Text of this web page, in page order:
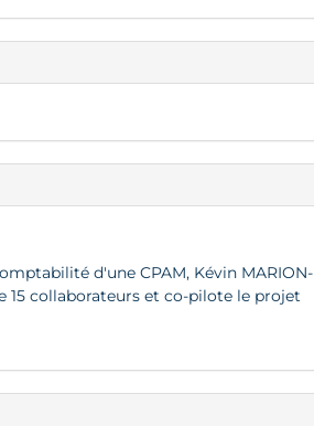
d'une CPAM, Kévin MARION-
15 collaborateurs et co-pilote le projet